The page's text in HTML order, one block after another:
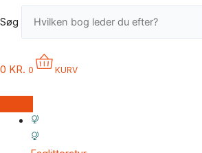
Søg
0 KR. 0 KURV